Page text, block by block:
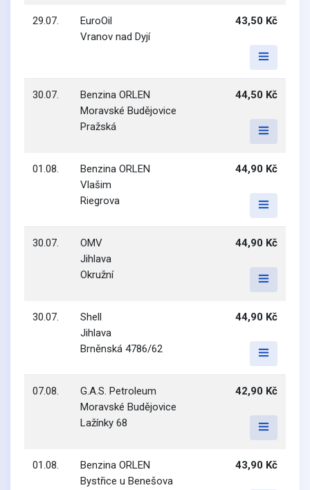
29.07.
EuroOil
Vranov nad Dyjí
43,50 Kč
30.07.
Benzina ORLEN
Moravské Budějovice
Pražská
44,50 Kč
01.08.
Benzina ORLEN
Vlašim
Riegrova
44,90 Kč
30.07.
OMV
Jihlava
Okružní
44,90 Kč
30.07.
Shell
Jihlava
Brněnská 4786/62
44,90 Kč
07.08.
G.A.S. Petroleum
Moravské Budějovice
Lažínky 68
42,90 Kč
01.08.
Benzina ORLEN
Bystřice u Benešova
43,90 Kč